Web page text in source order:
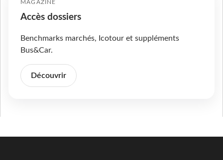
MAGAZINE
Accès dossiers
Benchmarks marchés, Icotour et suppléments
Bus&Car.
Découvrir